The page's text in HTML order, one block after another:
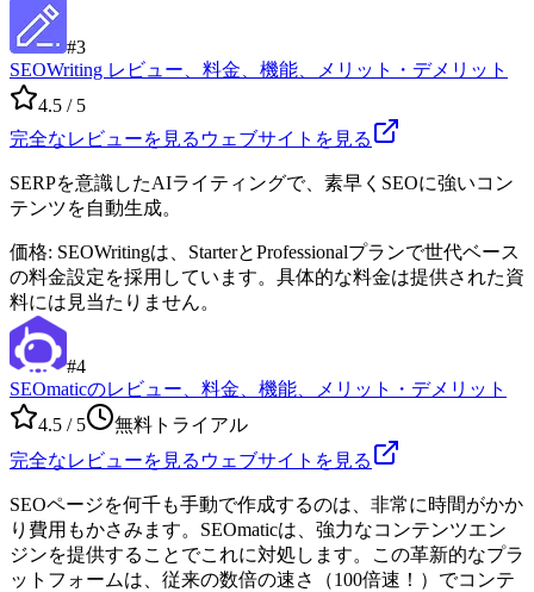
#3
SEOWriting レビュー、料金、機能、メリット・デメリット
4.5 / 5
完全なレビューを見る ウェブサイトを見る
SERPを意識したAIライティングで、素早くSEOに強いコン
テンツを自動生成。
価格: SEOWritingは、StarterとProfessionalプランで世代ベース
の料金設定を採用しています。具体的な料金は提供された資
料には見当たりません。
#4
SEOmaticのレビュー、料金、機能、メリット・デメリット
4.5 / 5
無料トライアル
完全なレビューを見る ウェブサイトを見る
SEOページを何千も手動で作成するのは、非常に時間がかか
り費用もかさみます。SEOmaticは、強力なコンテンツエン
ジンを提供することでこれに対処します。この革新的なプラ
ットフォームは、従来の数倍の速さ（100倍速！）でコンテ